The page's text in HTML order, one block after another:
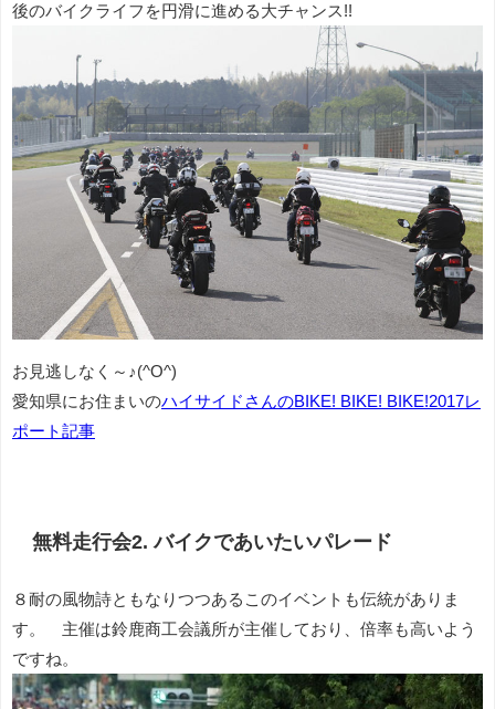
後のバイクライフを円滑に進める大チャンス!!
お見逃しなく～♪(^O^)
愛知県にお住まいのハイサイドさんのBIKE! BIKE! BIKE!2017レ
ポート記事
無料走行会2. バイクであいたいパレード
８耐の風物詩ともなりつつあるこのイベントも伝統がありま
す。 主催は鈴鹿商工会議所が主催しており、倍率も高いよう
ですね。